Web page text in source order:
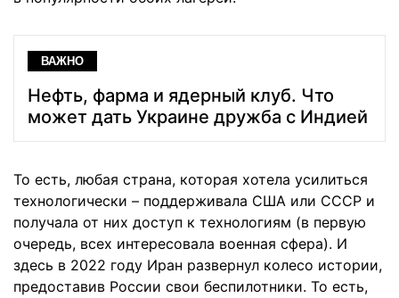
ВАЖНО
Нефть, фарма и ядерный клуб. Что
может дать Украине дружба с Индией
То есть, любая страна, которая хотела усилиться
технологически – поддерживала США или СССР и
получала от них доступ к технологиям (в первую
очередь, всех интересовала военная сфера). И
здесь в 2022 году Иран развернул колесо истории,
предоставив России свои беспилотники. То есть,